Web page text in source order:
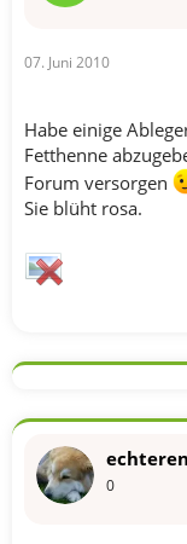
r
07. Juni 2010
Habe einige
Fetthenne
Forum versorgen
Sie blüht rosa.
0